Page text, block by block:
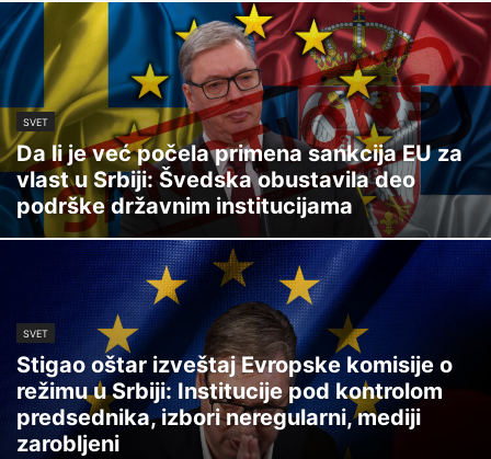
SVET
Da li je već počela primena sankcija EU za
vlast u Srbiji: Švedska obustavila deo
podrške državnim institucijama
SVET
Stigao oštar izveštaj Evropske komisije o
režimu u Srbiji: Institucije pod kontrolom
predsednika, izbori neregularni, mediji
zarobljeni